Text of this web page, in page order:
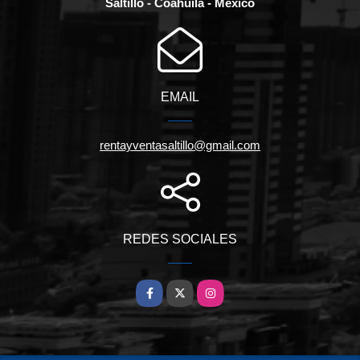
Saltillo - Coahuila - México
EMAIL
rentayventasaltillo@gmail.com
REDES SOCIALES
Facebook
X Instagram